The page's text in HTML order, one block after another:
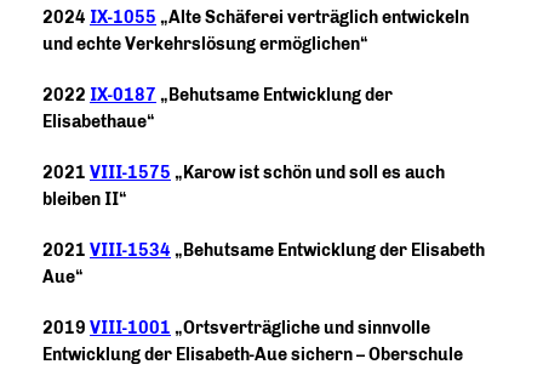
2024 IX-1055 Alte Schäferei verträglich entwickeln
und echte Verkehrslösung ermöglichen“
2022 IX-0187 Behutsame Entwicklung der
Elisabethaue“
2021 VIII-1575 Karow ist schön und soll es auch
bleiben II“
2021 VIII-1534 Behutsame Entwicklung der Elisabeth
Aue“
2019 VIII-1001 Ortsverträgliche und sinnvolle
Entwicklung der Elisabeth-Aue sichern – Oberschule